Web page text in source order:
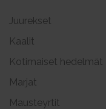
Juurekset
Kaalit
Kotimaiset hedelmät
Marjat
Mausteyrtit